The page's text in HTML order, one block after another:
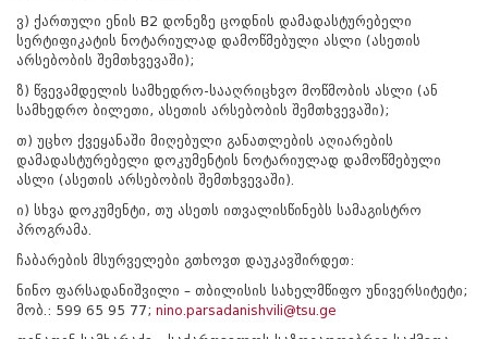
ვ) ქართული ენის B2 დონეზე ცოდნის დამადასტურებელი
სერტიფიკატის ნოტარიულად დამოწმებული ასლი (ასეთის
არსებობის შემთხვევაში);
ზ) წვევამდელის სამხედრო-სააღრიცხვო მოწმობის ასლი (ან
სამხედრო ბილეთი, ასეთის არსებობის შემთხვევაში);
თ) უცხო ქვეყანაში მიღებული განათლების აღიარების
დამადასტურებელი დოკუმენტის ნოტარიულად დამოწმებული
ასლი (ასეთის არსებობის შემთხვევაში).
ი) სხვა დოკუმენტი, თუ ასეთს ითვალისწინებს სამაგისტრო
პროგრამა.
ჩაბარების მსურველები გთხოვთ დაუკავშირდეთ:
ნინო ფარსადანიშვილი – თბილისის სახელმწიფო უნივერსიტეტი;
მობ.: 599 65 95 77; nino.parsadanishvili@tsu.ge